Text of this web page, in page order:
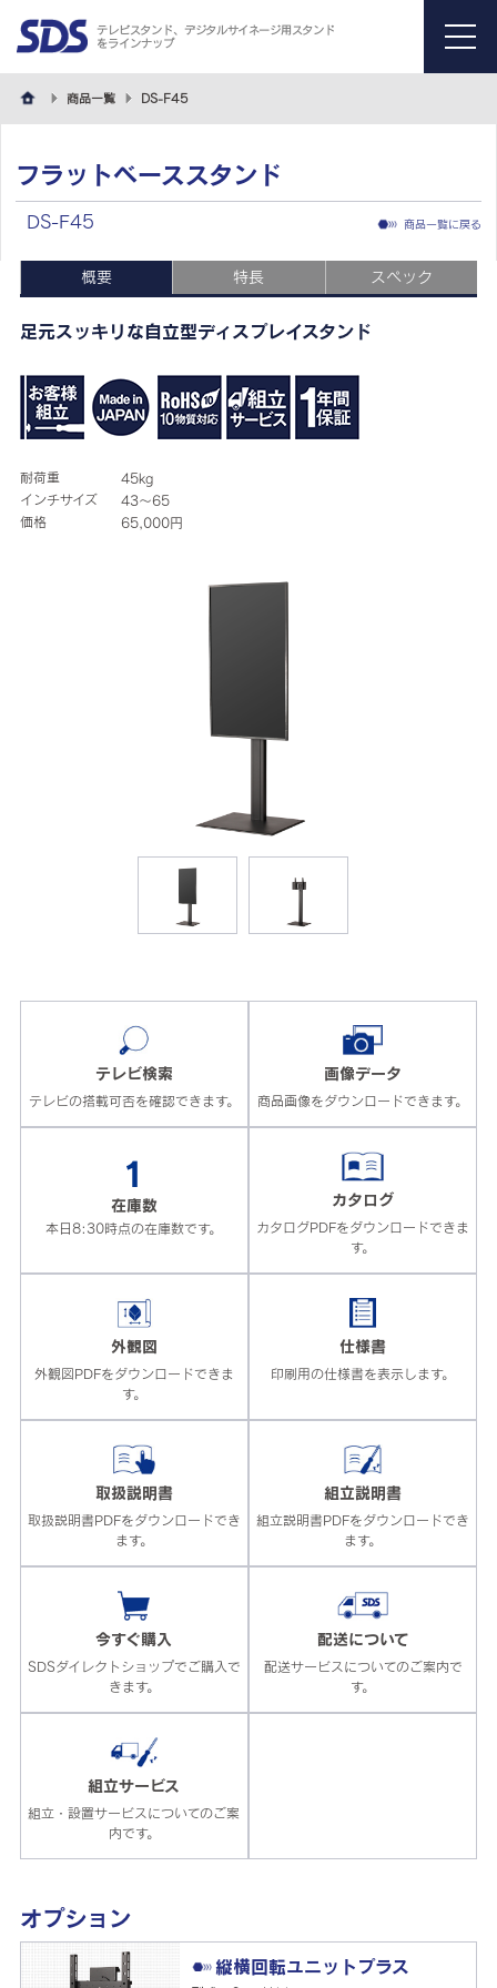
テレビスタンド、デジタルサイネージ用スタンド
をラインナップ
menu
商品一覧 DS-F45
フラットベーススタンド
DS-F45 商品一覧に戻る
概要 特長 スペック
足元スッキリな自立型ディスプレイスタンド
耐荷重
45kg
インチサイズ
43～65
価格
65,000円
テレビ検索
テレビの搭載可否を確認できます。
画像データ
商品画像をダウンロードできます。
1
在庫数
本日8:30時点の在庫数です。
カタログ
カタログPDFをダウンロードできま
す。
外観図
外観図PDFをダウンロードできま
す。
仕様書
印刷用の仕様書を表示します。
取扱説明書
取扱説明書PDFをダウンロードでき
ます。
組立説明書
組立説明書PDFをダウンロードでき
ます。
今すぐ購入
SDSダイレクトショップでご購入で
きます。
配送について
配送サービスについてのご案内で
す。
組立サービス
組立・設置サービスについてのご案
内です。
オプション
縦横回転ユニットプラス